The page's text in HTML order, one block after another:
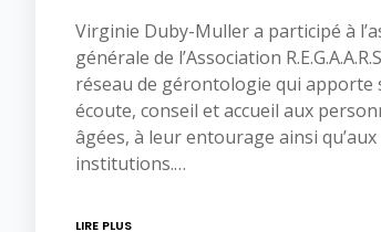
Virginie Duby-Muller a participé à
générale de l’Association
réseau de gérontologie qui apporte
écoute, conseil et accueil aux
âgées, à leur entourage ainsi qu’aux
institutions.…
LIRE PLUS